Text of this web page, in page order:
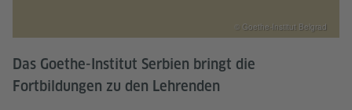
Das Goethe-Institut Serbien bringt die
Fortbildungen zu den Lehrenden
© Goethe-Institut Belgrad